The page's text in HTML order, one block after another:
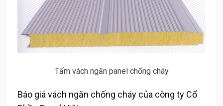
Tấm vách ngăn panel chống cháy
Báo giá vách ngăn chống cháy của công ty Cổ